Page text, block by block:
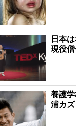
日本
現役
養護
浦カ